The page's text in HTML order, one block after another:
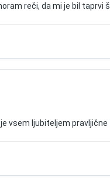
reči, da mi je bil taprvi
vsem ljubiteljem